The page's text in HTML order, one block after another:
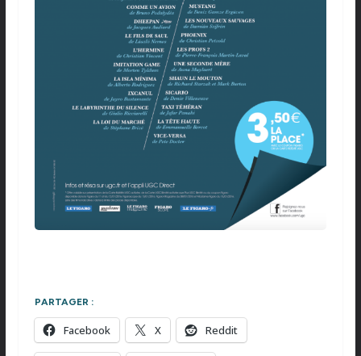
PARTAGER :
Facebook X Reddit